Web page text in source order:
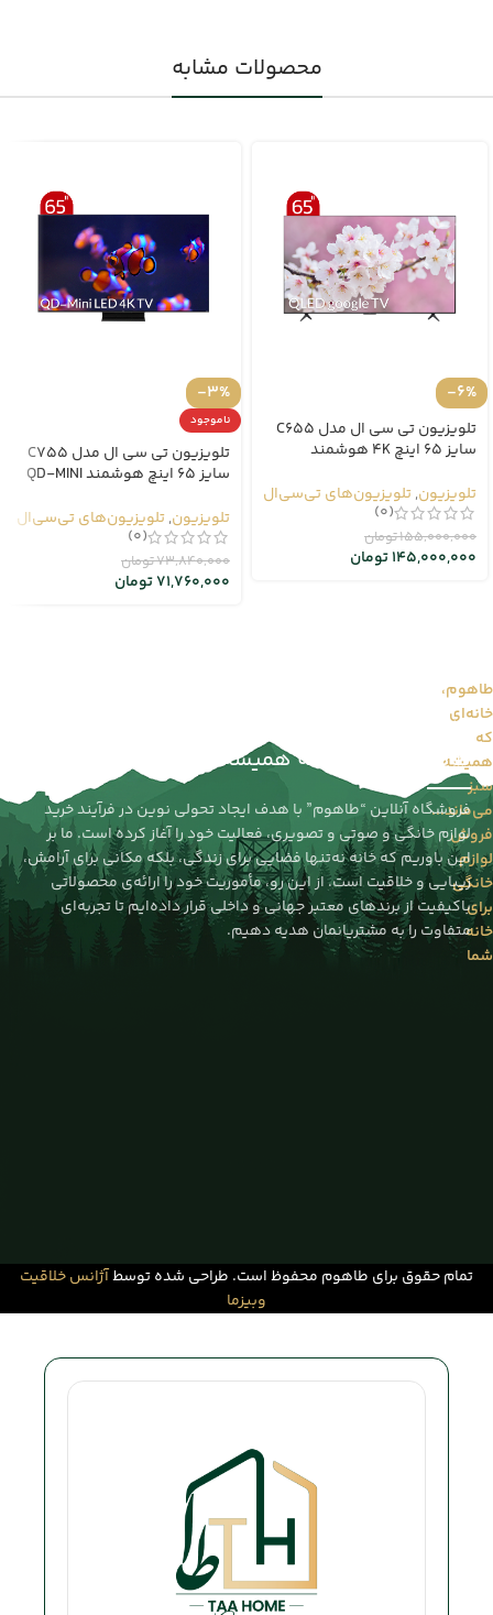
محصولات مشابه
-6%
تلویزیون تی سی ال مدل C655
سایز 65 اینچ 4K هوشمند
تلویزیون,تلویزیون‌های تی‌سی‌ال
(0)
155,000,000تومان
145,000,000تومان
-3%
ناموجود
تلویزیون تی سی ال مدل C755
سایز 65 اینچ هوشمند QD-MINI
تلویزیون,تلویزیون‌های تی‌سی‌ال
(0)
73,840,000تومان
71,760,000تومان
طاهوم،
خانه‌ای
که
همیشه
سبز
می‌ماند...
فروش
لوازم
خانگی
برای
خانه
شما
طاهوم را بیشتر بشناسید...
طاهوم | خانه‌ای که همیشه سبز می‌ماند
فروشگاه آنلاین “طاهوم” با هدف ایجاد تحولی نوین در فرآیند خرید
لوازم خانگی و صوتی و تصویری، فعالیت خود را آغاز کرده است. ما بر
این باوریم که خانه نه‌تنها فضایی برای زندگی، بلکه مکانی برای آرامش،
زیبایی و خلاقیت است. از این رو، مأموریت خود را ارائه‌ی محصولاتی
باکیفیت از برندهای معتبر جهانی و داخلی قرار داده‌ایم تا تجربه‌ای
متفاوت را به مشتریانمان هدیه دهیم.
تمام حقوق برای طاهوم محفوظ است. طراحی شده توسطآژانس خلاقیت
وبیزما